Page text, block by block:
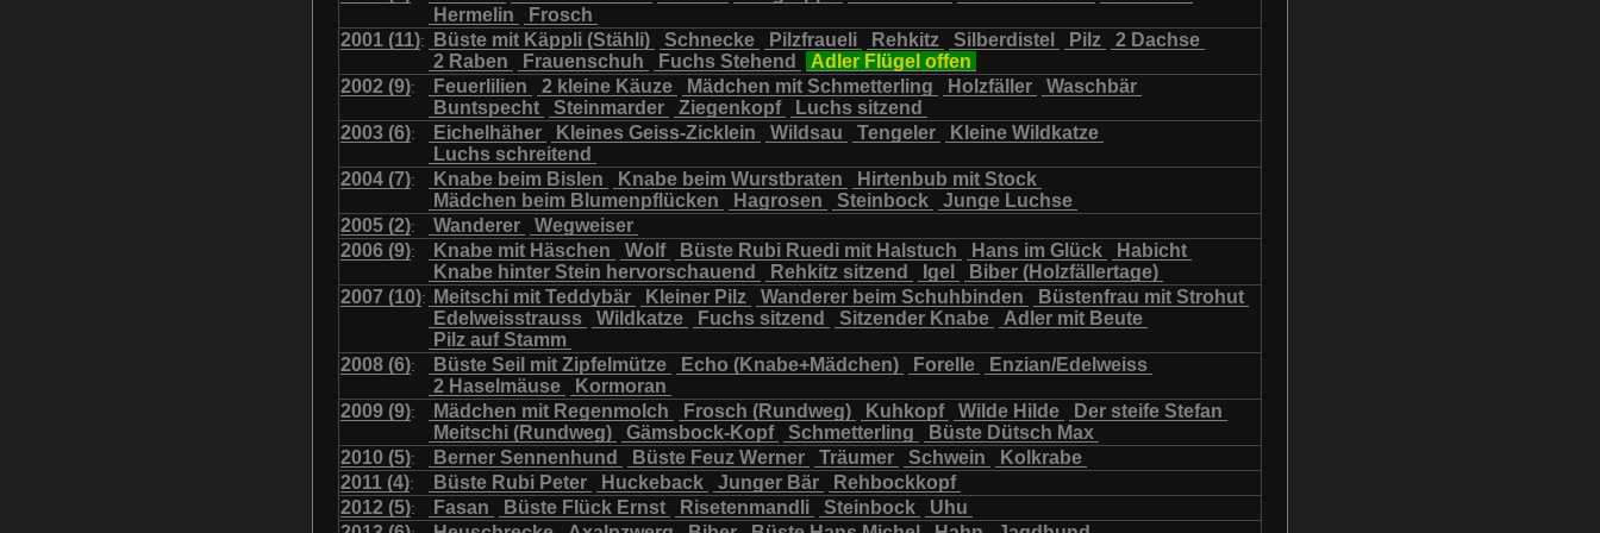
Uhu mit Jungen Waschbär
Hermelin
Frosch
2001 (11): Büste mit Käppli (Stähli) Schnecke Pilzfraueli Rehkitz Silberdistel Pilz
2 Dachse
2 Raben
Frauenschuh Fuchs Stehend
Adler Flügel offen
2002 (9): Feuerlilien 2 kleine Käuze Mädchen mit Schmetterling Holzfäller
Waschbär
Buntspecht
Steinmarder Ziegenkopf
Luchs sitzend
2003 (6): Eichelhäher Kleines Geiss-Zicklein Wildsau Tengeler
Kleine Wildkatze
Luchs schreitend
2004 (7): Knabe beim Bislen Knabe beim Wurstbraten
Hirtenbub mit Stock
Mädchen beim Blumenpflücken
Hagrosen Steinbock
Junge Luchse
2005 (2): Wanderer
Wegweiser
2006 (9): Knabe mit Häschen Wolf Büste Rubi Ruedi mit Halstuch Hans im Glück
Habicht
Knabe hinter Stein hervorschauend
Rehkitz sitzend Igel
Biber (Holzfällertage)
2007 (10): Meitschi mit Teddybär Kleiner Pilz Wanderer beim Schuhbinden
Büstenfrau mit Strohut
Edelweisstrauss
Wildkatze Fuchs sitzend Sitzender Knabe
Adler mit Beute
Pilz auf Stamm
2008 (6): Büste Seil mit Zipfelmütze Echo (Knabe+Mädchen) Forelle
Enzian/Edelweiss
2 Haselmäuse
Kormoran
2009 (9): Mädchen mit Regenmolch Frosch (Rundweg) Kuhkopf Wilde Hilde
Der steife Stefan
Meitschi (Rundweg)
Gämsbock-Kopf Schmetterling
Büste Dütsch Max
2010 (5): Berner Sennenhund Büste Feuz Werner Träumer Schwein
Kolkrabe
2011 (4): Büste Rubi Peter Huckeback Junger Bär
Rehbockkopf
2012 (5): Fasan Büste Flück Ernst Risetenmandli Steinbock
Uhu